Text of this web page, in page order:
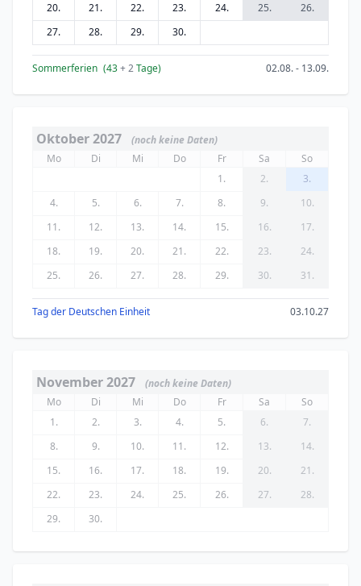
20.
21. 22. 23. 24. 25.
26.
27.
28. 29. 30.
Sommerferien (43+ 2Tage) 02.08. - 13.09.
Oktober 2027
(noch keine Daten)
Mo
Di Mi Do Fr Sa
So
1.
2.
3.
4.
5. 6. 7. 8. 9.
10.
11.
12. 13. 14. 15. 16.
17.
18.
19. 20. 21. 22. 23.
24.
25.
26. 27. 28. 29. 30. 31.
Tag der Deutschen Einheit 03.10.27
November 2027
(noch keine Daten)
Mo
Di Mi Do Fr Sa
So
1.
2. 3. 4. 5. 6.
7.
8.
9. 10. 11. 12. 13.
14.
15.
16. 17. 18. 19. 20.
21.
22.
23. 24. 25. 26. 27.
28.
29.
30.